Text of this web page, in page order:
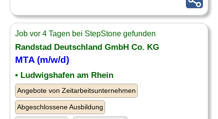
Job vor 4 Tagen bei StepStone gefunden
Randstad Deutschland GmbH Co. KG
MTA (m/w/d)
• Ludwigshafen am Rhein
Angebote von Zeitarbeitsunternehmen
Abgeschlossene Ausbildung